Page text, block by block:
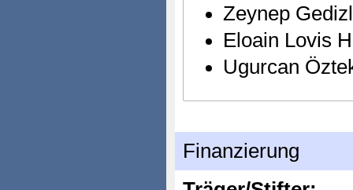
Zeynep
Eloain Lovis
Ugurcan
Finanzierung